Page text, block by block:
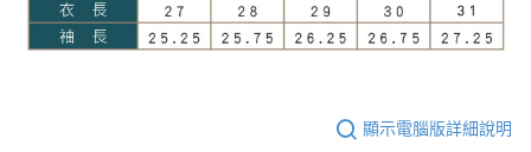
顯示電腦版詳細說明